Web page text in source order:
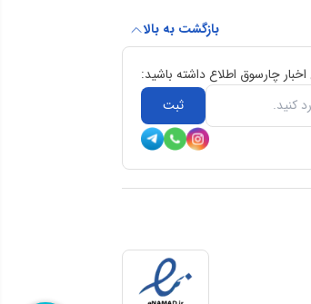
بازگشت به بالا
چارسوق اطلاع داشته باشید:
ثبت